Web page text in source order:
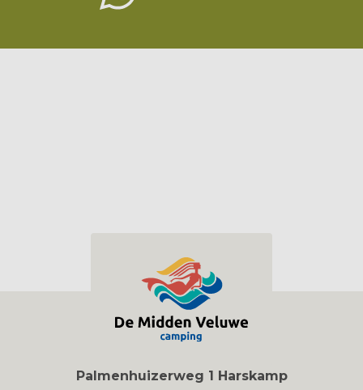
Palmenhuizerweg 1 Harskamp